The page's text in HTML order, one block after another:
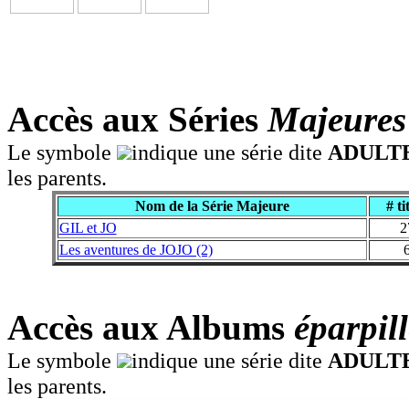
Accès aux Séries Majeures
Le symbole indique une série dite
les parents.
Nom de la Série Majeure
#
GIL et JO
Les aventures de JOJO (2)
Accès aux Albums
Le symbole indique une série dite
les parents.